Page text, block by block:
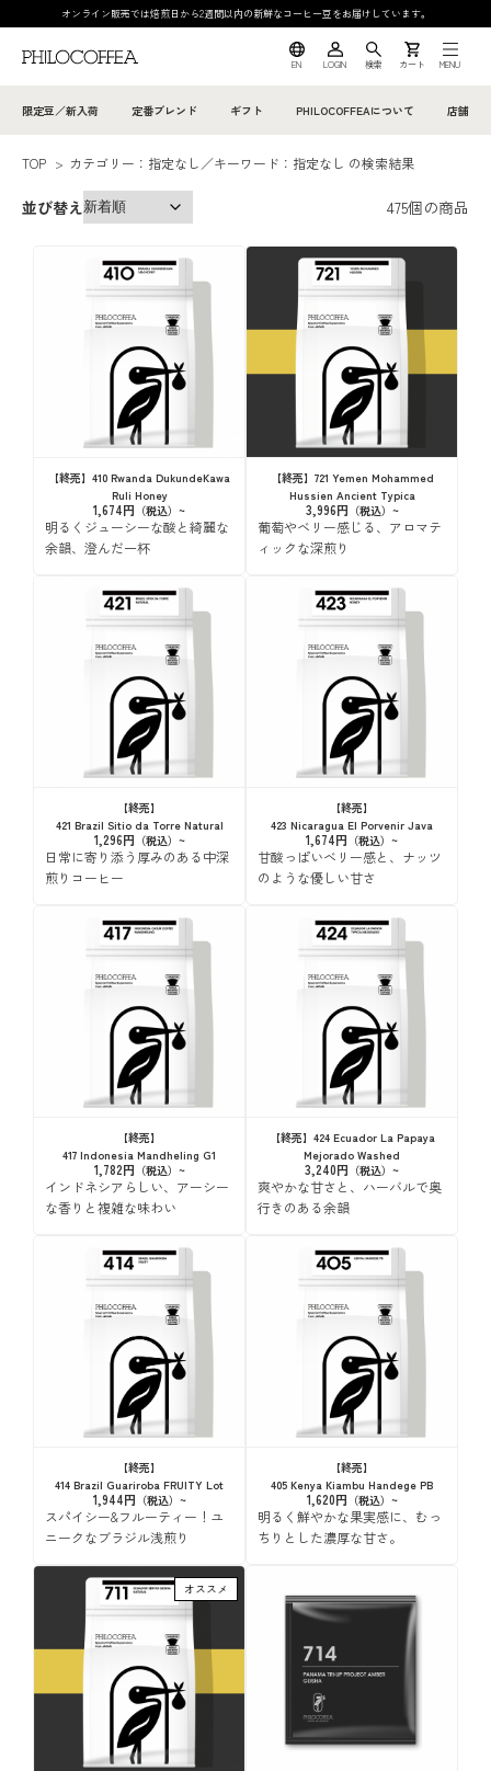
オンライン販売では焙煎日から2週間以内の新鮮なコーヒー豆をお届けしています。
EN LOGIN 検索 カート MENU
限定豆／新入荷 定番ブレンド ギフト PHILOCOFFEAについて 店舗
TOP > カテゴリー：指定なし／キーワード：指定なし の検索結果
並び替え 475個の商品
【終売】410 Rwanda DukundeKawa
Ruli Honey
1,674円
明るくジューシーな酸と綺麗な
余韻、澄んだ一杯
【終売】721 Yemen Mohammed
Hussien Ancient Typica
3,996円
葡萄やベリー感じる、アロマテ
ィックな深煎り
【終売】
421 Brazil Sitio da Torre Natural
1,296円
日常に寄り添う厚みのある中深
煎りコーヒー
【終売】
423 Nicaragua El Porvenir Java
1,674円
甘酸っぱいベリー感と、ナッツ
のような優しい甘さ
【終売】
417 Indonesia Mandheling G1
1,782円
インドネシアらしい、アーシー
な香りと複雑な味わい
【終売】424 Ecuador La Papaya
Mejorado Washed
3,240円
爽やかな甘さと、ハーバルで奥
行きのある余韻
【終売】
414 Brazil Guariroba FRUITY Lot
1,944円
スパイシー&フルーティー！ユ
ニークなブラジル浅煎り
【終売】
405 Kenya Kiambu Handege PB
1,620円
明るく鮮やかな果実感に、むっ
ちりとした濃厚な甘さ。
オススメ